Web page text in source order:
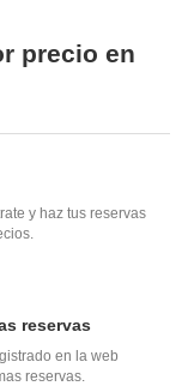
precio en
y haz tus reservas
reservas
en la web
reservas.